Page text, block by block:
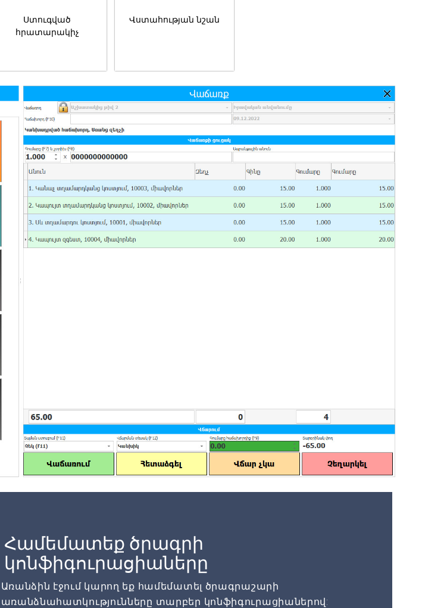
Ստուգված
հրատարակիչ
Վստահության նշան
Համեմատեք ծրագրի
կոնֆիգուրացիաները
Առանձին էջում կարող եք համեմատել ծրագրաշարի
առանձնահատկությունները տարբեր կոնֆիգուրացիաներով: